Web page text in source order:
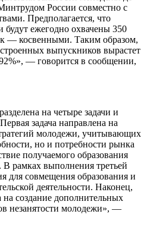
России совместно с
Предполагается, что
ежегодно охвачены 350
— косвенными. Таким образом,
выпускников вырастет
— говорится в сообщении,
на четыре задачи и
задача направлена на
молодежи, учитывающих
но и потребности рынка
получаемого образования
В рамках выполнения третьей
для совмещения образования и
деятельности. Наконец,
на создание дополнительных
незанятости молодежи», —